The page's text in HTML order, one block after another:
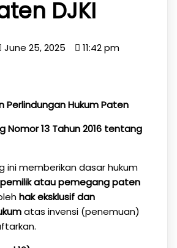
DJKI
June 25, 2025 11:42 pm
Perlindungan Hukum Paten
Nomor 13 Tahun 2016 tentang
ini memberikan dasar hukum
pemilik atau pemegang paten
hak eksklusif dan
atas invensi (penemuan)